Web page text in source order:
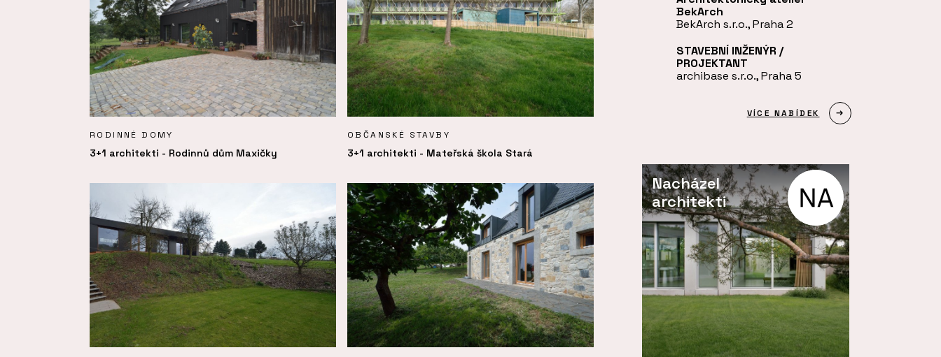
RODINNÉ DOMY
3+1 architekti - Rodinnů dům Maxičky
OBČANSKÉ STAVBY
3+1 architekti - Mateřská škola Stará
BekArch
BekArch s.r.o., Praha 2
STAVEBNÍ INŽENÝR /
PROJEKTANT
archibase s.r.o., Praha 5
VÍCE NABÍDEK
Nacházel
architekti